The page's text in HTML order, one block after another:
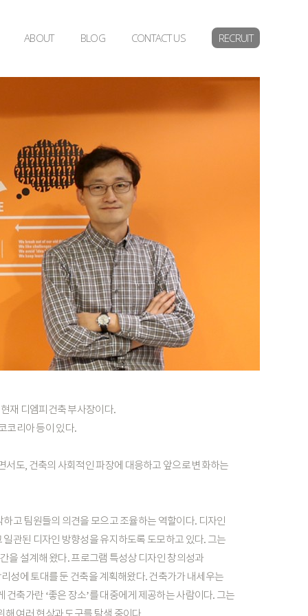
ABOUT BLOG CONTACT US RECRUIT
현재 디엠피건축부사장이다.
코리아등이 있다.
서도, 건축의 사회적인 파장에 대응하고 앞으로변화하는
하고 팀원들의 의견을 모으고조율하는 역할이다. 디자인
일관된 디자인 방향성을유지하도록 도모하고 있다. 그는
을 설계해 왔다.프로그램 특성상 디자인 창의성과
성에 토대를둔 건축을계획해왔다.건축가가내세우는
건축가란 ‘좋은 장소’를대중에게 제공하는사람이다. 그는